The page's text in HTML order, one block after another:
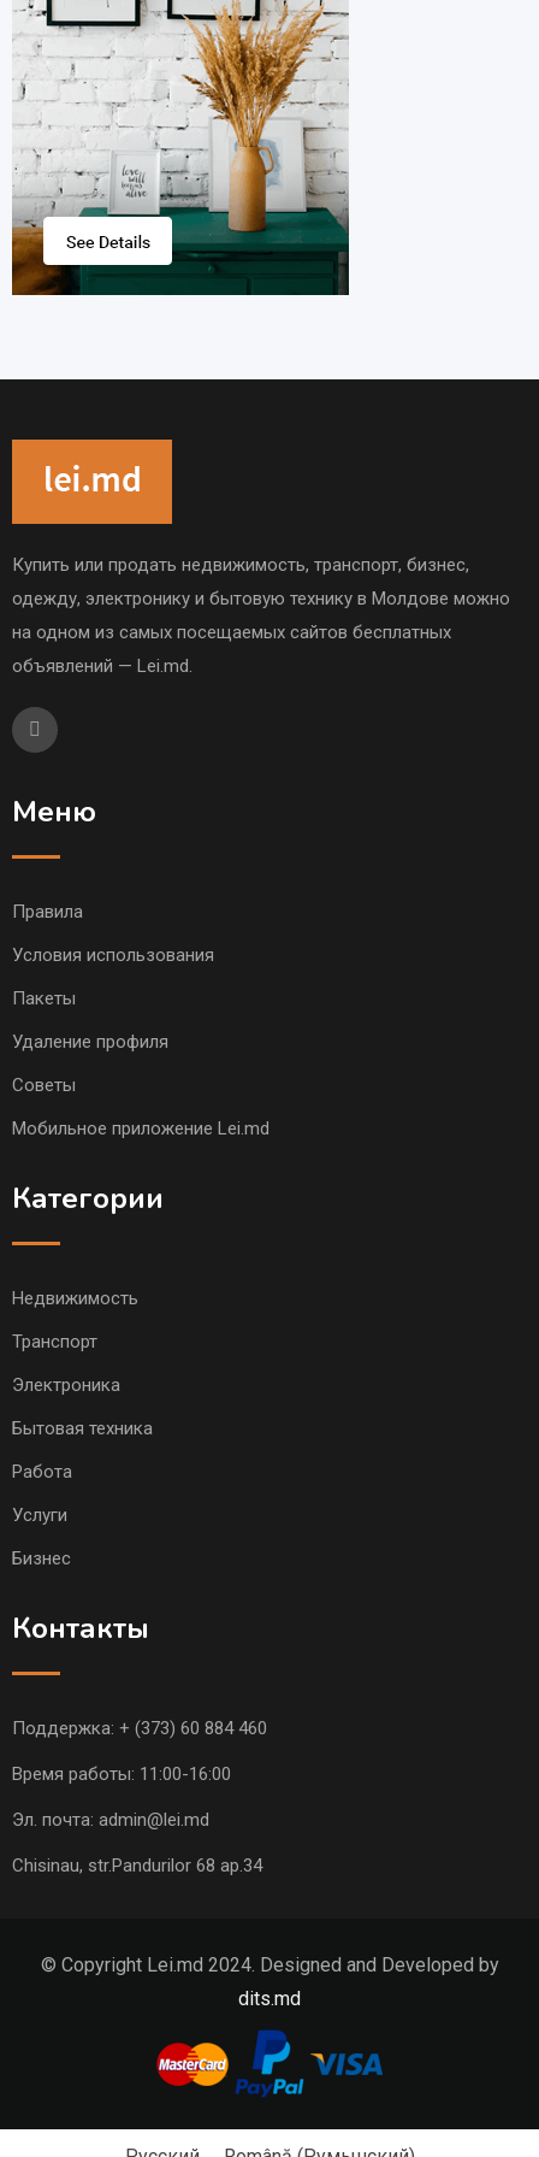
Купить или продать недвижимость, транспорт, бизнес,
одежду, электронику и бытовую технику в Молдове можно
на одном из самых посещаемых сайтов бесплатных
объявлений — Lei.md.
Меню
Правила
Условия использования
Пакеты
Удаление профиля
Советы
Мобильное приложение Lei.md
Категории
Недвижимость
Транспорт
Электроника
Бытовая техника
Работа
Услуги
Бизнес
Контакты
Поддержка: + (373) 60 884 460
Время работы: 11:00-16:00
Эл. почта: admin@lei.md
Chisinau, str.Pandurilor 68 ap.34
© Copyright Lei.md 2024. Designed and Developed by
dits.md